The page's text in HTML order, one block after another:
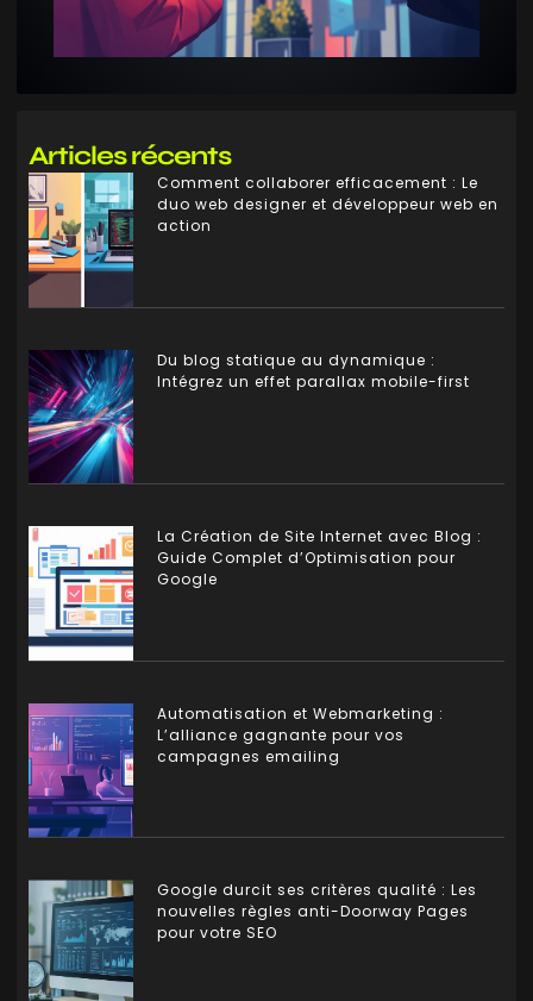
Articles récents
Comment collaborer efficacement : Le
duo web designer et développeur web en
action
Du blog statique au dynamique :
Intégrez un effet parallax mobile-first
La Création de Site Internet avec Blog :
Guide Complet d’Optimisation pour
Google
Automatisation et Webmarketing :
L’alliance gagnante pour vos
campagnes emailing
Google durcit ses critères qualité : Les
nouvelles règles anti-Doorway Pages
pour votre SEO